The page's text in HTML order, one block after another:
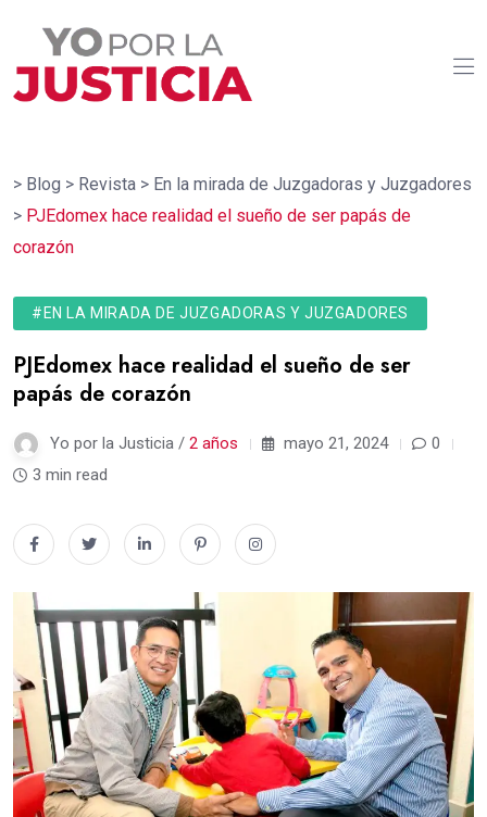
> Blog > Revista > En la mirada de Juzgadoras y Juzgadores
> PJEdomex hace realidad el sueño de ser papás de
corazón
#EN LA MIRADA DE JUZGADORAS Y JUZGADORES
PJEdomex hace realidad el sueño de ser
papás de corazón
Yo por la Justicia / 2 años mayo 21, 2024
0
3 min read